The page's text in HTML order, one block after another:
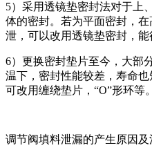
5）采用透镜垫密封法对于上
体的密封。若为平面密封，
泄，可以改用透镜垫密封，能
6）更换密封垫片至今，大部
温下，密封性能较差，寿命
可改用缠绕垫片，“O”形环等。
调节阀填料泄漏的产生原因及